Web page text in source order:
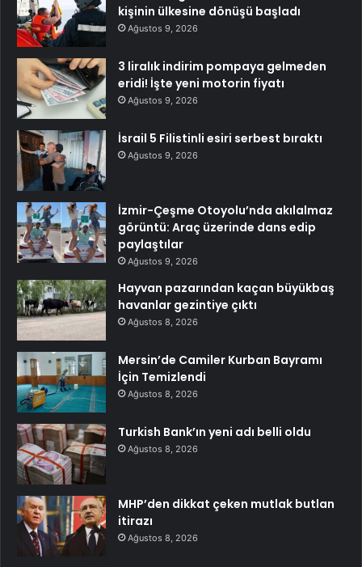
kişinin ülkesine dönüşü başladı
Ağustos 9, 2026
3 liralık indirim pompaya gelmeden
eridi! İşte yeni motorin fiyatı
Ağustos 9, 2026
İsrail 5 Filistinli esiri serbest bıraktı
Ağustos 9, 2026
İzmir-Çeşme Otoyolu’nda akılalmaz
görüntü: Araç üzerinde dans edip
paylaştılar
Ağustos 9, 2026
Hayvan pazarından kaçan büyükbaş
havanlar gezintiye çıktı
Ağustos 8, 2026
Mersin’de Camiler Kurban Bayramı
İçin Temizlendi
Ağustos 8, 2026
Turkish Bank’ın yeni adı belli oldu
Ağustos 8, 2026
MHP’den dikkat çeken mutlak butlan
itirazı
Ağustos 8, 2026